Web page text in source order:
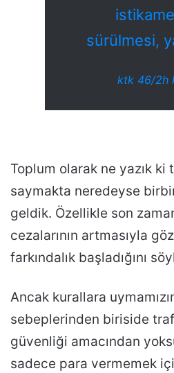
sürülmesi,
ktk 46/2h
Toplum olarak ne yazık ki
saymakta neredeyse
geldik. Özellikle son
cezalarının artmasıyla
farkındalık başladığını
Ancak kurallara
sebeplerinden biriside
güvenliği amacından
sadece para vermemek